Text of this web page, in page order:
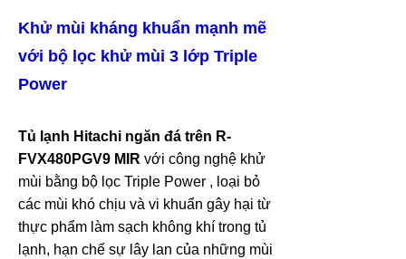
Khử mùi kháng khuẩn mạnh mẽ
với bộ lọc khử mùi 3 lớp Triple
Power
Tủ lạnh Hitachi ngăn đá trên R-
FVX480PGV9 MIR với công nghệ khử
mùi bằng bộ lọc Triple Power , loại bỏ
các mùi khó chịu và vi khuẩn gây hại từ
thực phẩm làm sạch không khí trong tủ
lạnh, hạn chế sự lây lan của những mùi